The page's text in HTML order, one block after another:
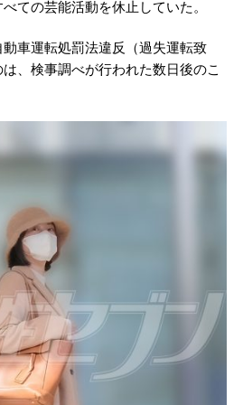
ての芸能活動を休止していた。
車運転処罰法違反（過失運転致
、検事調べが行われた数日後のこ